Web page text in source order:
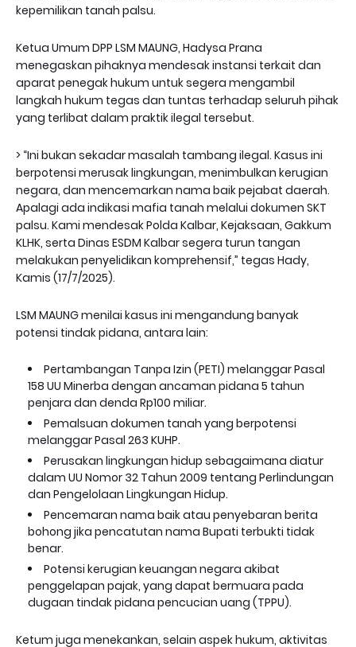
kepemilikan tanah palsu.
Ketua Umum DPP LSM MAUNG, Hadysa Prana
menegaskan pihaknya mendesak instansi terkait dan
aparat penegak hukum untuk segera mengambil
langkah hukum tegas dan tuntas terhadap seluruh pihak
yang terlibat dalam praktik ilegal tersebut.
> “Ini bukan sekadar masalah tambang ilegal. Kasus ini
berpotensi merusak lingkungan, menimbulkan kerugian
negara, dan mencemarkan nama baik pejabat daerah.
Apalagi ada indikasi mafia tanah melalui dokumen SKT
palsu. Kami mendesak Polda Kalbar, Kejaksaan, Gakkum
KLHK, serta Dinas ESDM Kalbar segera turun tangan
melakukan penyelidikan komprehensif,” tegas Hady,
Kamis (17/7/2025).
LSM MAUNG menilai kasus ini mengandung banyak
potensi tindak pidana, antara lain:
Pertambangan Tanpa Izin (PETI) melanggar Pasal
158 UU Minerba dengan ancaman pidana 5 tahun
penjara dan denda Rp100 miliar.
Pemalsuan dokumen tanah yang berpotensi
melanggar Pasal 263 KUHP.
Perusakan lingkungan hidup sebagaimana diatur
dalam UU Nomor 32 Tahun 2009 tentang Perlindungan
dan Pengelolaan Lingkungan Hidup.
Pencemaran nama baik atau penyebaran berita
bohong jika pencatutan nama Bupati terbukti tidak
benar.
Potensi kerugian keuangan negara akibat
penggelapan pajak, yang dapat bermuara pada
dugaan tindak pidana pencucian uang (TPPU).
Ketum juga menekankan, selain aspek hukum, aktivitas